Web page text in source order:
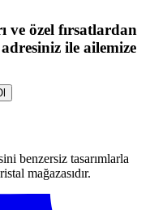
özel fırsatlardan
ile ailemize
benzersiz tasarımlarla
mağazasıdır.